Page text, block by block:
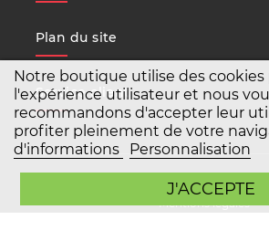
Notre boutique utilise des
l'expérience utilisateur et nous
recommandons d'accepter leur
profiter pleinement de votre
d'informations
Personnalisation
J'ACCEPTE
Plan du site
Service client
Mentions légales